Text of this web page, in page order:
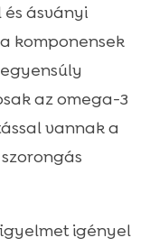
ásványi
komponensek
az omega-3
vannak a
igényel